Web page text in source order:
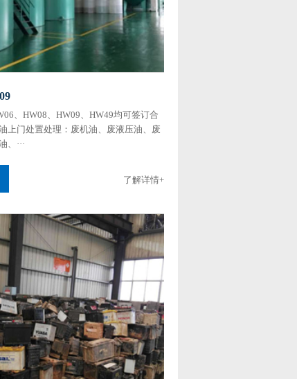
、HW08、HW09、HW49均可签订合
上门处置处理：废机油、废液压油、废
、···
了解详情+